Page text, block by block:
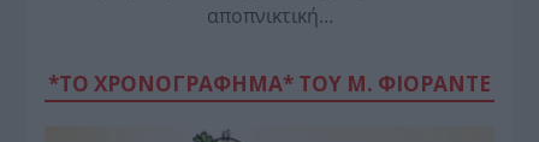
αποπνικτική…
*ΤΟ ΧΡΟΝΟΓΡΑΦΗΜΑ* ΤΟΥ Μ. ΦΙΟΡΆΝΤΕ